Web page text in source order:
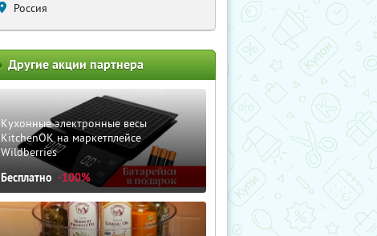
Россия
Другие акции партнера
Кухонные электронные весы
KitchenOK на маркетплейсе
Wildberries
Бесплатно -100%